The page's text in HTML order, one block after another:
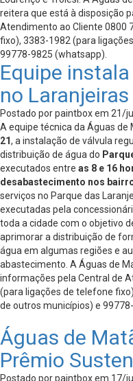
reitera que está à disposição
Atendimento ao Cliente 0800
fixo), 3383-1982 (para
99778-9825 (whatsapp).
Equipe
no
Postado por paintbox em 21/
A equipe técnica da Águas de
21, a instalação de válvula
distribuição de água do
executados entre as 8 e 16
desabastecimento nos
serviços no Parque das
executadas pela
toda a cidade com o objetivo
aprimorar a distribuição de
água em algumas regiões e
abastecimento. A Águas de
informações pela Central de
(para ligações de telefone
de outros municípios) e
Águas de
Prêmio
Postado por paintbox em 17/